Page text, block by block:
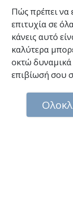
Πώς πρέπει να
επιτυχία σε
κάνεις αυτό
καλύτερα
οκτώ
επιβίωσή σου